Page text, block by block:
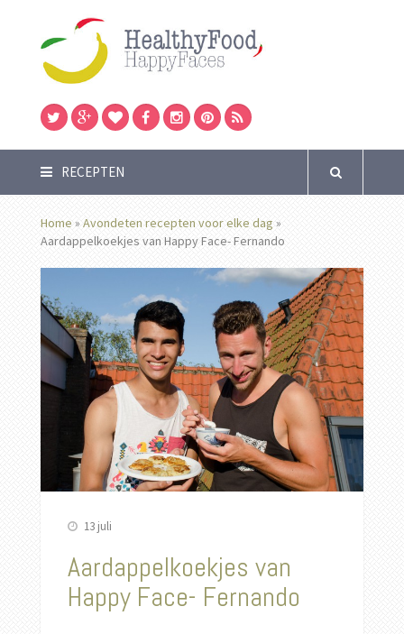
RECEPTEN
Home » Avondeten recepten voor elke dag »
Aardappelkoekjes van Happy Face- Fernando
13 juli
Aardappelkoekjes van
Happy Face- Fernando